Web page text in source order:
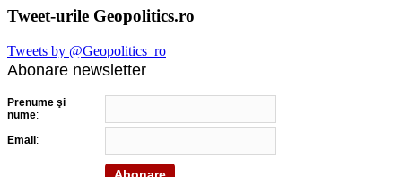
Tweet-urile Geopolitics.ro
Tweets by @Geopolitics_ro
Abonare newsletter
Prenume şi
nume:
Email :